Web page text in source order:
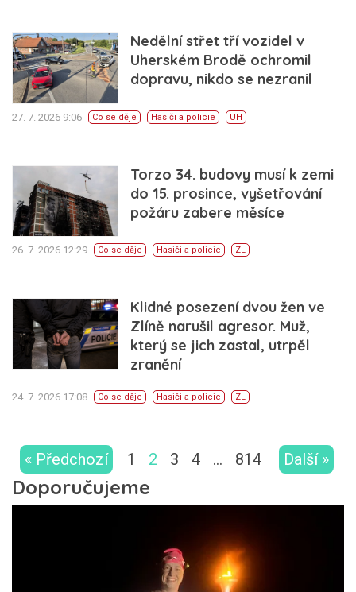
Nedělní střet tří vozidel v
Uherském Brodě ochromil
dopravu, nikdo se nezranil
27. 7. 2026 9:06 Co se děje Hasiči a policie UH
Torzo 34. budovy musí k zemi
do 15. prosince, vyšetřování
požáru zabere měsíce
26. 7. 2026 12:29 Co se děje Hasiči a policie ZL
Klidné posezení dvou žen ve
Zlíně narušil agresor. Muž,
který se jich zastal, utrpěl
zranění
24. 7. 2026 17:08 Co se děje Hasiči a policie ZL
« Předchozí 1 2 3 4 … 814 Další »